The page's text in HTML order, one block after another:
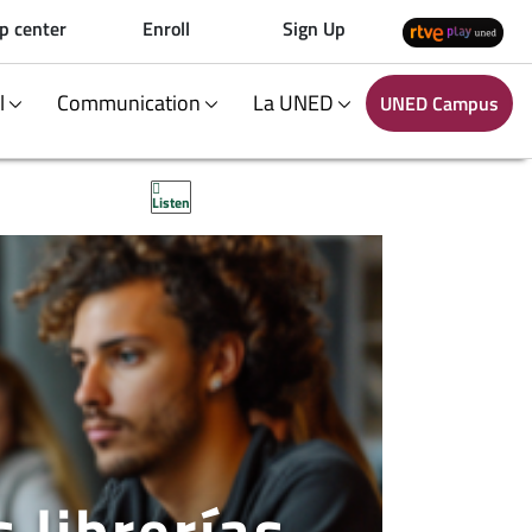
center Enroll Sign Up
Communication La UNED UNED Campus
Listen